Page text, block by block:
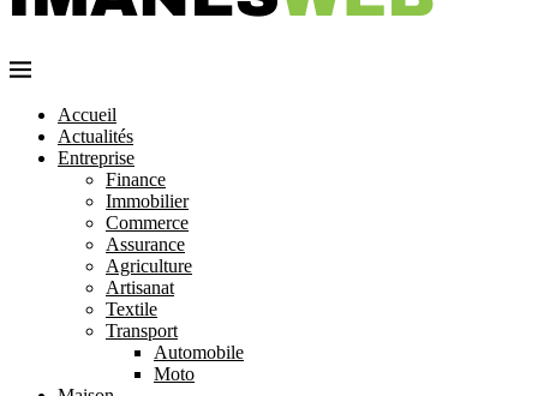
Accueil
Actualités
Entreprise
Finance
Immobilier
Commerce
Assurance
Agriculture
Artisanat
Textile
Transport
Automobile
Moto